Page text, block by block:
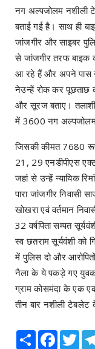
नग अल्पजोलम नशीली
बताई गई है। साथ ही
जांजगीर और साइबर
से जांजगीर तरफ बाइक
आ रहे हैं और अपने पास
नेउन्हें रोक कर पूछताछ
और सूरज बताए।
में 3600 नग अल्पजोलम
जिसकी कीमत 7680
21, 29 एनडीपीएस
जहां से उन्हें न्यायिक
पारा जांजगीर निवासी
खोखरा एवं वर्तमान
32 वर्षपिता सम्पत
स्व छतराम सूर्यवंशी को
में पुलिस दो और
नैला के ये पकड़े गए
ग्राम कोसमंदा के एक
तीन बार नशीली
Share Facebook